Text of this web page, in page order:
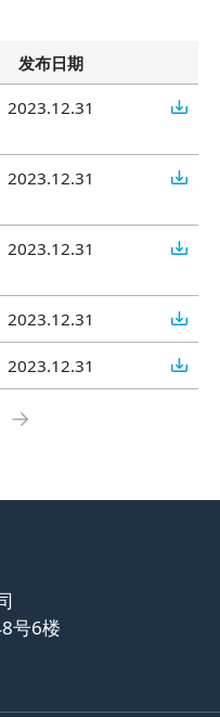
发布日期
2023.12.31
2023.12.31
2023.12.31
2023.12.31
2023.12.31
→
号6楼